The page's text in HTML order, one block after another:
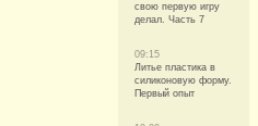
свою первую игру
делал. Часть 7
09:15
Литье пластика в
силиконовую форму.
Первый опыт